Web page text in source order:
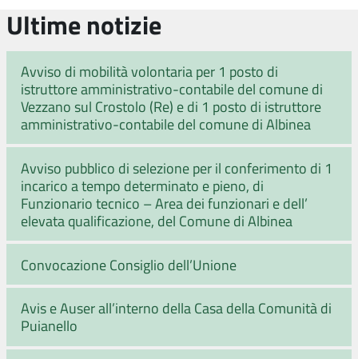
Ultime notizie
Avviso di mobilità volontaria per 1 posto di
istruttore amministrativo-contabile del comune di
Vezzano sul Crostolo (Re) e di 1 posto di istruttore
amministrativo-contabile del comune di Albinea
Avviso pubblico di selezione per il conferimento di 1
incarico a tempo determinato e pieno, di
Funzionario tecnico – Area dei funzionari e dell’
elevata qualificazione, del Comune di Albinea
Convocazione Consiglio dell’Unione
Avis e Auser all’interno della Casa della Comunità di
Puianello